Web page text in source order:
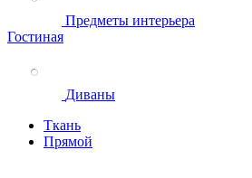
Предметы интерьера
Гостиная
Диваны
Ткань
Прямой